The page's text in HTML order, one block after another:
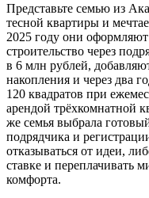
Представьте семью из
тесной квартиры и
2025 году они
строительство через
в 6 млн рублей,
накопления и через два
120 квадратов при
арендой трёхкомнатной
же семья выбрала
подрядчика и
отказываться от идеи,
ставке и переплачивать
комфорта.